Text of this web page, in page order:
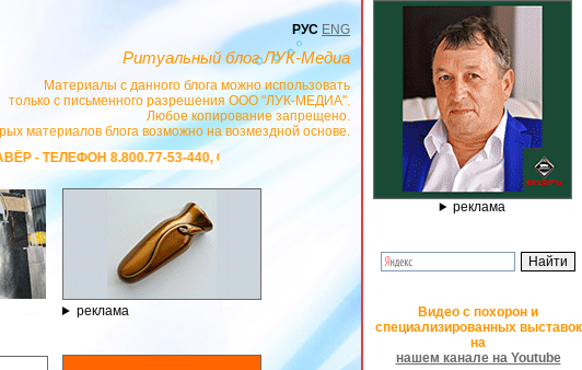
РУС ENG
Ритуальный блог ЛУК-Медиа
Материалы с данного блога можно использовать
только с письменного разрешения ООО "ЛУК-МЕДИА".
Любое копирование запрещено.
материалов блога возможно на возмездной основе.
440, САЙТhttps://stanok-graver.ru - РЕКЛАМОДАТЕЛЬ ИП Павленко С.В. ИНН:
реклама
реклама
Видео с похорон и
специализированных выставок
на
нашем канале на Youtube